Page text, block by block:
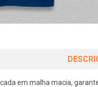
em malha macia,